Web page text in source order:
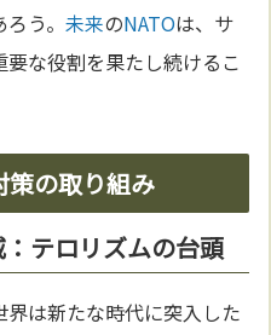
ろう。未来のNATOは、サ
要な役割を果たし続けるこ
策の取り組み
テロリズムの台頭
は新たな時代に突入した